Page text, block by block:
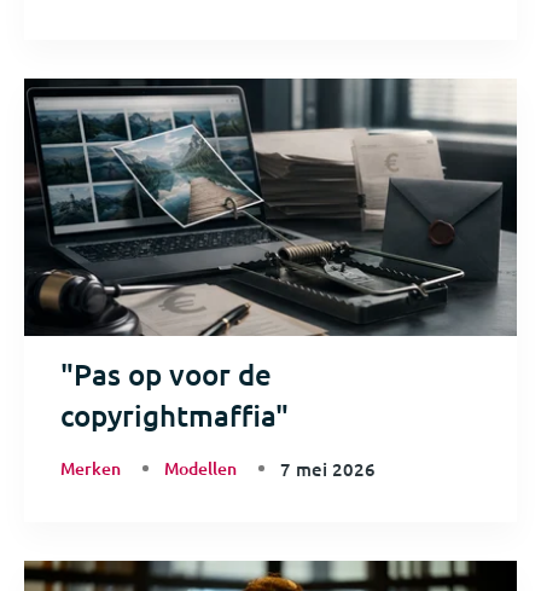
"Pas op voor de
copyrightmaffia"
Merken Modellen 7 mei 2026